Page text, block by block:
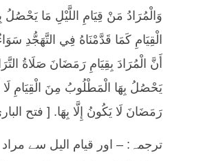
وَالْمُرَادُ مَنْ قِيَامِ اللَّيْلِ مَا
الْقِيَامِ كَمَا قَدَّمْنَاهُ فِي التَّهَجُّدِ
أَنَّ الْمُرَادَ بِقِيَامِ رَمَضَانَ صَلَاةُ
يَحْصُلُ بِهَا الْمَطْلُوبُ مِنَ الْقِيَامِ لَا
رَمَضَانَ لَا يَكُونُ إِلَّا بِهَا. [ فتح الباري:
ترجمہ: – اور قیام الیل سے